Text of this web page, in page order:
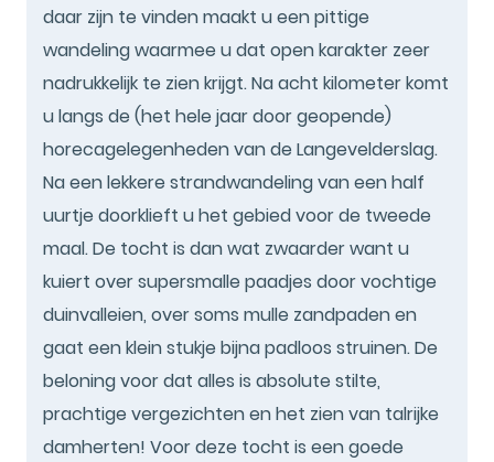
daar zijn te vinden maakt u een pittige
wandeling waarmee u dat open karakter zeer
nadrukkelijk te zien krijgt. Na acht kilometer komt
u langs de (het hele jaar door geopende)
horecagelegenheden van de Langevelderslag.
Na een lekkere strandwandeling van een half
uurtje doorklieft u het gebied voor de tweede
maal. De tocht is dan wat zwaarder want u
kuiert over supersmalle paadjes door vochtige
duinvalleien, over soms mulle zandpaden en
gaat een klein stukje bijna padloos struinen. De
beloning voor dat alles is absolute stilte,
prachtige vergezichten en het zien van talrijke
damherten! Voor deze tocht is een goede